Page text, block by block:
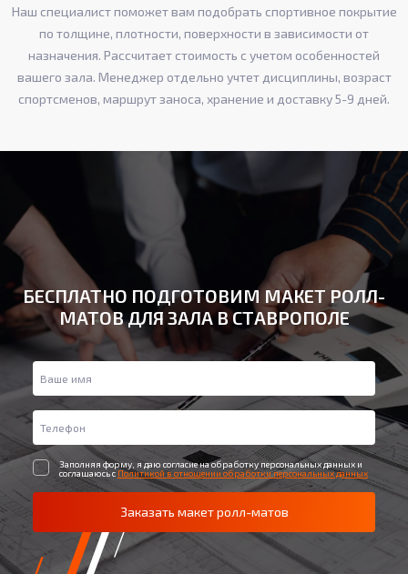
Наш специалист поможет вам подобрать спортивное покрытие
по толщине, плотности, поверхности в зависимости от
назначения. Рассчитает стоимость с учетом особенностей
вашего зала. Менеджер отдельно учтет дисциплины, возраст
спортсменов, маршрут заноса, хранение и доставку 5-9 дней.
БЕСПЛАТНО ПОДГОТОВИМ МАКЕТ РОЛЛ-
МАТОВ ДЛЯ ЗАЛА В СТАВРОПОЛЕ
Заполняя форму, я даю согласие на обработку персональных данных и
соглашаюсь с Политикой в отношении обработки персональных данных
Заказать макет ролл-матов